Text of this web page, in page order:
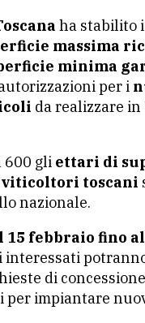
ha stabilito
massima
minima
per i
da realizzare in
600 gli ettari di
toscani
nazionale.
febbraio fino
di
per impiantare